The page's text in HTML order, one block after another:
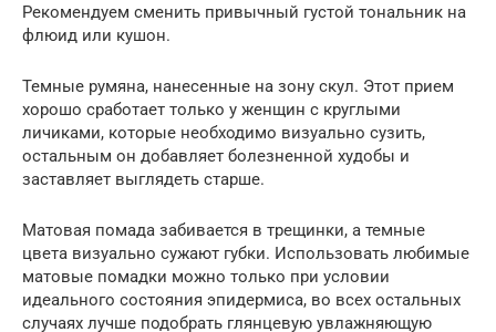
Рекомендуем сменить привычный густой тональник на
флюид или кушон.
Темные румяна, нанесенные на зону скул. Этот прием
хорошо сработает только у женщин с круглыми
личиками, которые необходимо визуально сузить,
остальным он добавляет болезненной худобы и
заставляет выглядеть старше.
Матовая помада забивается в трещинки, а темные
цвета визуально сужают губки. Использовать любимые
матовые помадки можно только при условии
идеального состояния эпидермиса, во всех остальных
случаях лучше подобрать глянцевую увлажняющую